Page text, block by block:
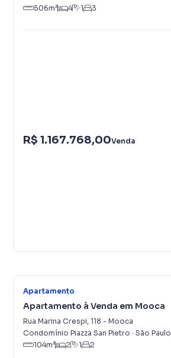
506m² 4 1 3
R$ 1.167.768,00Venda
Apartamento
Apartamento à Venda em Mooca
Rua Marina Crespi, 118 - Mooca
Condomínio Piazza San Pietro · São Paulo
104m² 2 1 2